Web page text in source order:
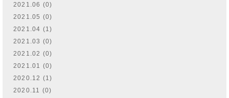
2021.06 (0)
2021.05 (0)
2021.04 (1)
2021.03 (0)
2021.02 (0)
2021.01 (0)
2020.12 (1)
2020.11 (0)